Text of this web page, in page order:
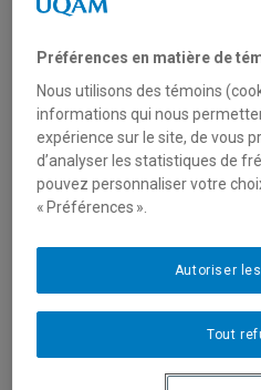
7 juillet 2026
NorthSec 2026: l’UQAM à
première place!
26 mai 2026
Préférences en matière de
Nous utilisons des témoins
informations qui nous
expérience sur le site, de vous
d’analyser les statistiques de
pouvez personnaliser votre
« Préférences ».
Tout
Autoriser